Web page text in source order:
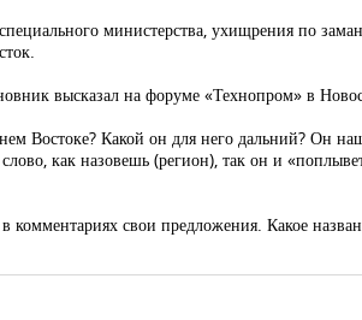
министерства, ухищрения по
высказал на форуме «Технопром» в
Востоке? Какой он для него дальний? Он
как назовешь (регион), так он и
комментариях свои предложения. Какое